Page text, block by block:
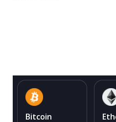
Bitcoin